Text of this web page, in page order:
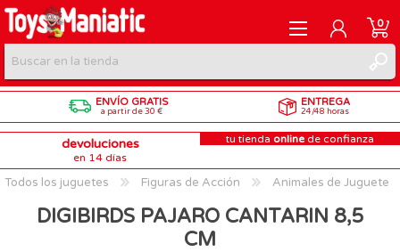
REGISTRARME
INICIAR SESIÓN
0
ENVÍO GRATIS
a partir de 30 €
ENTREGA
24/48 horas
devoluciones
en 14 días
tu tienda online de confianza
Todos los juguetes Figuras de Acción Animales de Juguete
DIGIBIRDS PAJARO CANTARIN 8,5
CM